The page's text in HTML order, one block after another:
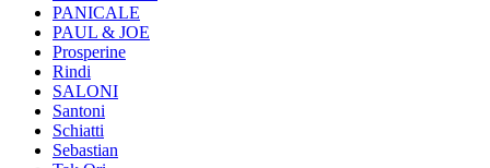
PANICALE
PAUL & JOE
Prosperine
Rindi
SALONI
Santoni
Schiatti
Sebastian